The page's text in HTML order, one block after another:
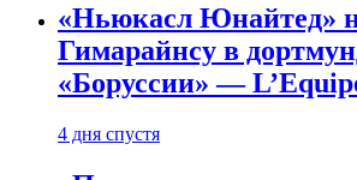
«Ньюкасл Юнайтед»
Гимарайнсу в
«Боруссии» —
4 дня спустя